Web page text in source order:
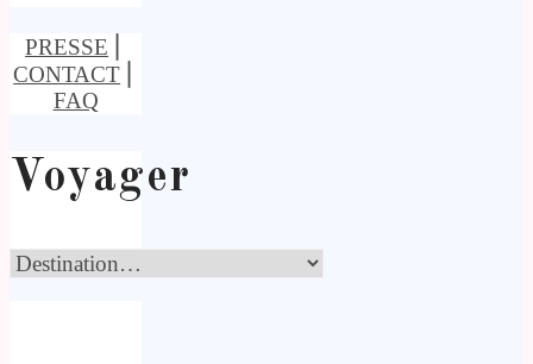
PRESSE
CONTACT
FAQ
Voyager